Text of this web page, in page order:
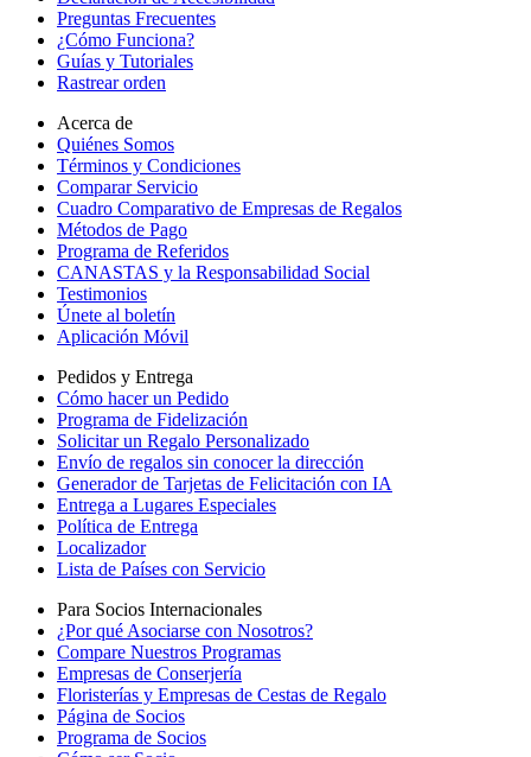
Preguntas Frecuentes
¿Cómo Funciona?
Guías y Tutoriales
Rastrear orden
Acerca de
Quiénes Somos
Términos y Condiciones
Comparar Servicio
Cuadro Comparativo de Empresas de Regalos
Métodos de Pago
Programa de Referidos
CANASTAS y la Responsabilidad Social
Testimonios
Únete al boletín
Aplicación Móvil
Pedidos y Entrega
Cómo hacer un Pedido
Programa de Fidelización
Solicitar un Regalo Personalizado
Envío de regalos sin conocer la dirección
Generador de Tarjetas de Felicitación con IA
Entrega a Lugares Especiales
Política de Entrega
Localizador
Lista de Países con Servicio
Para Socios Internacionales
¿Por qué Asociarse con Nosotros?
Compare Nuestros Programas
Empresas de Conserjería
Floristerías y Empresas de Cestas de Regalo
Página de Socios
Programa de Socios